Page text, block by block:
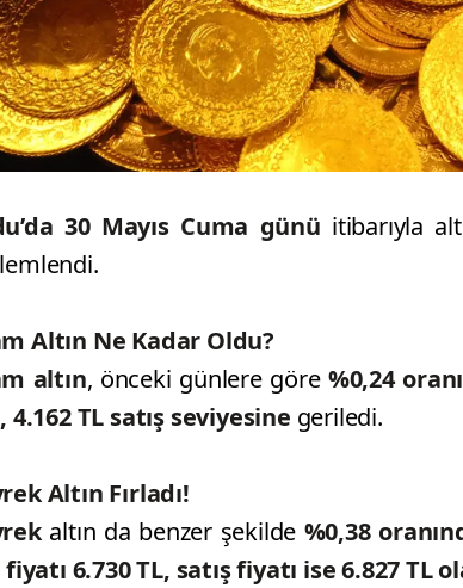
30 Mayıs Cuma günü itibarıyla
Altın Ne Kadar Oldu?
altın, önceki günlere göre %0,24
4.162 TL satış seviyesine geriledi.
Altın Fırladı!
altın da benzer şekilde %0,38
fiyatı 6.730 TL, satış fiyatı ise 6.827 TL